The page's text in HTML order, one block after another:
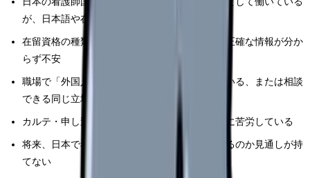
が、日本語や在留に不安がある
在留資格の種類・更新・家族の帯同について、正確な情報が分か
らず不安
職場で「外国人だから」と業務や役割が偏っている、または相談
できる同じ立場の人がいない
カルテ・申し送り・患者対応の専門的な日本語に苦労している
将来、日本で看護師としてキャリアを続けられるのか見通しが持
てない